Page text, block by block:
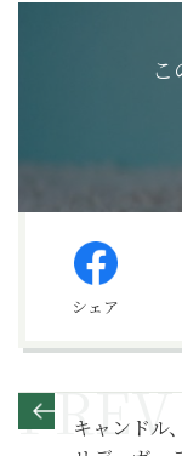
シェア
キャンド